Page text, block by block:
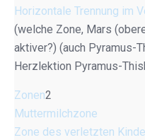
Horizontale Trennung im
(welche Zone, Mars
aktiver?) (auch Pyramus-
Herzlektion Pyramus-
Zonen2
Muttermilchzone
Zone des verletzten